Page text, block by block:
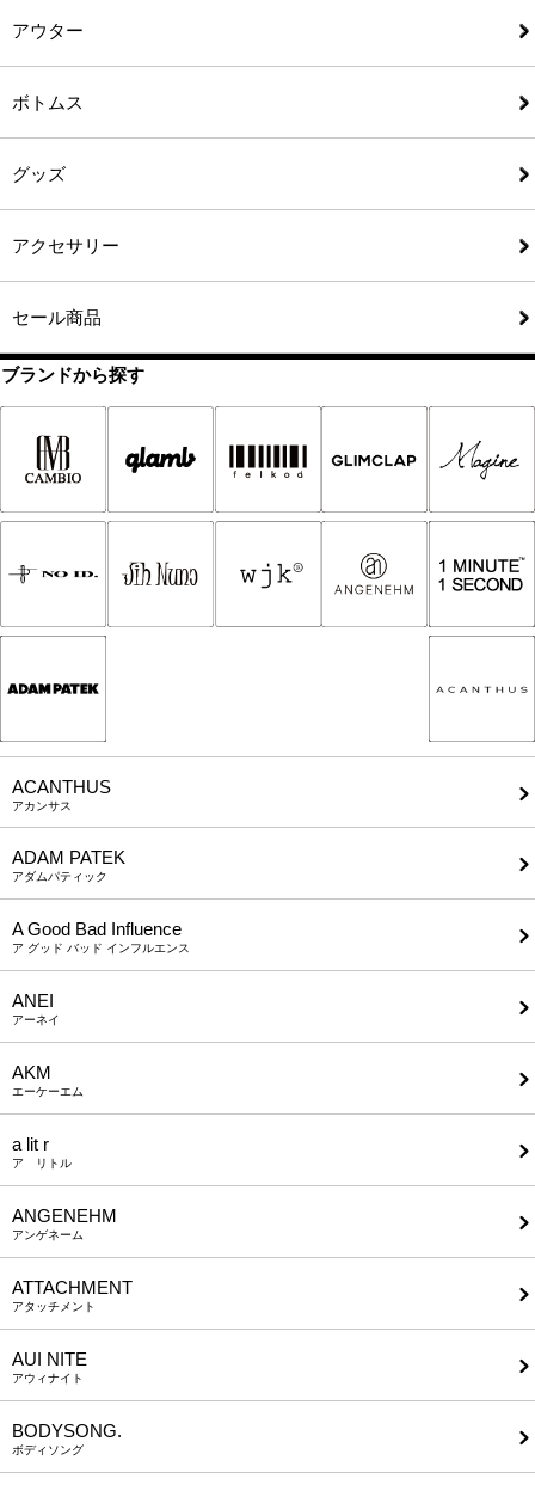
アウター
ボトムス
グッズ
アクセサリー
セール商品
ブランドから探す
ACANTHUS
アカンサス
ADAM PATEK
アダムパティック
A Good Bad Influence
ア グッド バッド インフルエンス
ANEI
アーネイ
AKM
エーケーエム
a lit r
ア リトル
ANGENEHM
アンゲネーム
ATTACHMENT
アタッチメント
AUI NITE
アウィナイト
BODYSONG.
ボディソング